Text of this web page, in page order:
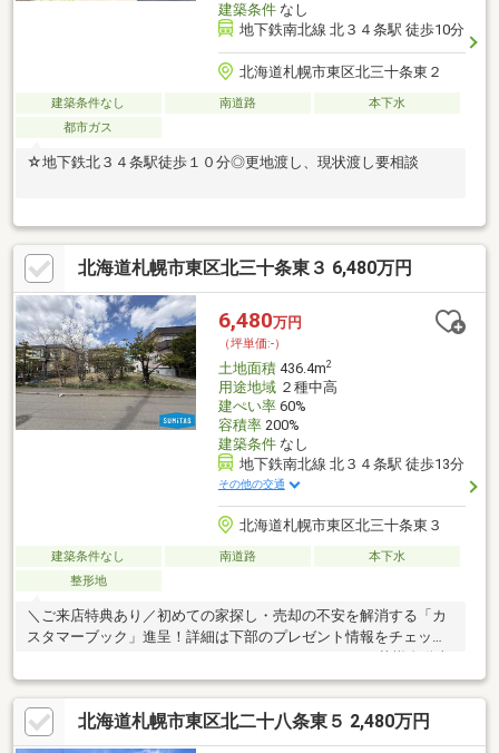
建築条件なし
地下鉄南北線 北３４条駅 徒歩10分
北海道札幌市東区北三十条東２
建築条件なし 南道路
本下水
都市ガス
☆地下鉄北３４条駅徒歩１０分◎更地渡し、現状渡し要相談
北海道札幌市東区北三十条東３ 6,480万円
6,480万円
（坪単価:-）
土地面積436.4m2
用途地域２種中高
建ぺい率60%
容積率200%
建築条件なし
地下鉄南北線 北３４条駅 徒歩13分
その他の交通
北海道札幌市東区北三十条東３
建築条件なし 南道路
本下水
整形地
＼ご来店特典あり／初めての家探し・売却の不安を解消する「カ
スタマーブック」進呈！詳細は下部のプレゼント情報をチェック♪
道「札幌北IC」もすぐ近く、札幌市内だけでなく千歳市や小樽市
など、各方面へのお車でのアクセスの利便性も高い立地です。■
コンビニやドラッグストア、スーパーなどの商業施設も徒歩圏内
に複数あり、生活の利便性も良好。■小・中学校や大学村の森も
北海道札幌市東区北二十八条東５ 2,480万円